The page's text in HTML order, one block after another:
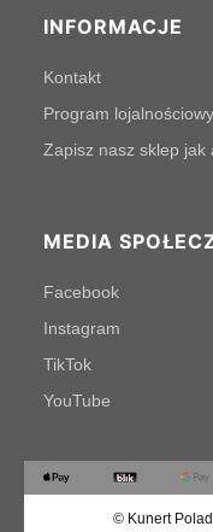
INFORMACJE
Kontakt
Program lojalnościowy
Zapisz nasz sklep jak
MEDIA
Facebook
Instagram
TikTok
YouTube
© Kunert